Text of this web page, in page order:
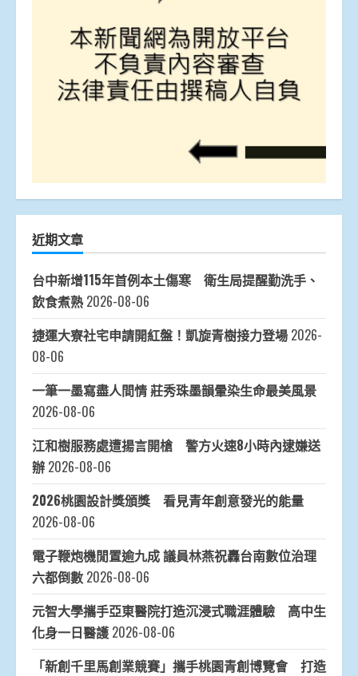
近期文章
台中新增115年首例本土傷寒 衛生局提醒勤洗手、
飲食煮熟 2026-08-06
捷運大寮社宅申請開紅盤！凱旋青樹接力登場 2026-
08-06
一筆一墨寫盡人間情 莊秀珠墨韻暈染生命最美風景
2026-08-06
江和樹服務處遭揚言開槍 警方火速8小時內逮嫌送
辦 2026-08-06
2026桃園設計獎頒獎 看見青年創意發光的能量
2026-08-06
電子鞭炮機閒置逾九成 議員林燕祝轟台南數位治理
六都倒數 2026-08-06
元智大學攜手亞東醫院打造沉浸式職涯體驗 高中生
化身一日醫護 2026-08-06
「新創千里馬創業競賽」攜手桃園青創博覽會 打造